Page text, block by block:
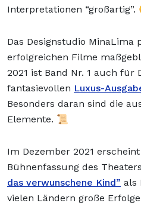
Interpretationen “großartig”.
Das Designstudio MinaLima
erfolgreichen Filme
2021 ist Band Nr. 1 auch für
fantasievollen Luxus-
Besonders daran sind die
Elemente. 📜
Im Dezember 2021
Bühnenfassung des
das verwunschene Kind” als
vielen Ländern große